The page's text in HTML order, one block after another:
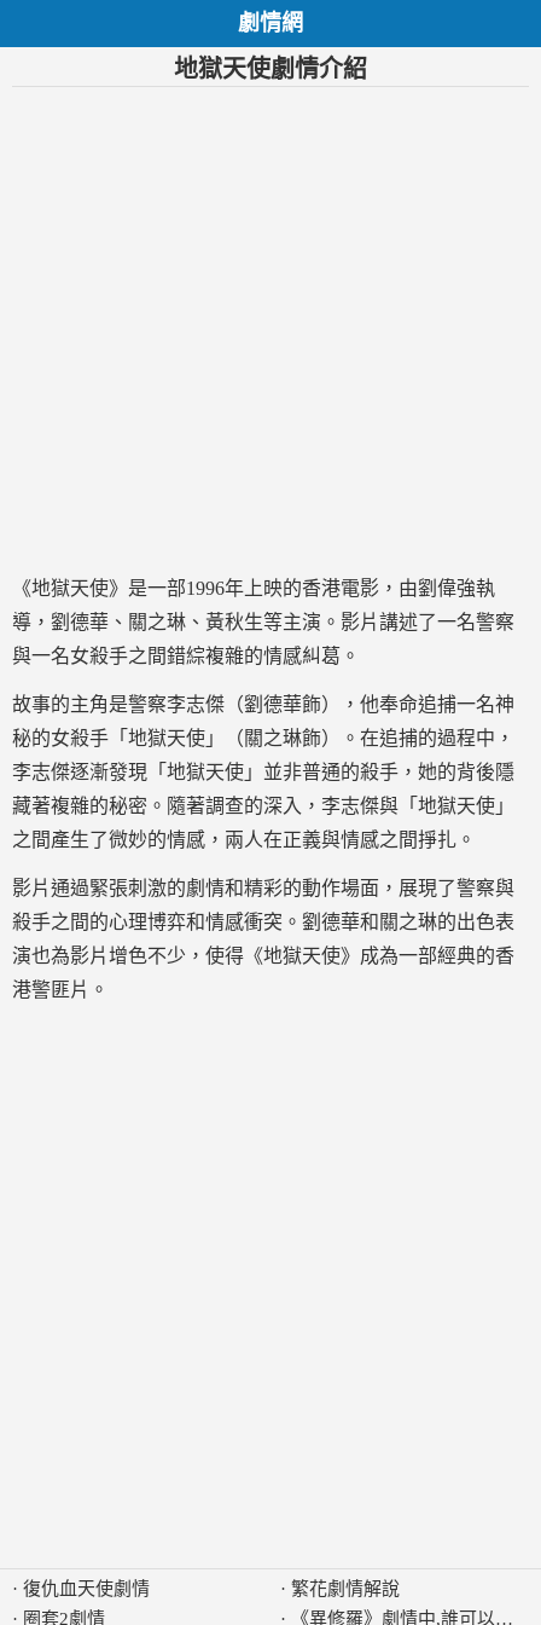
劇情網
地獄天使劇情介紹
《地獄天使》是一部1996年上映的香港電影，由劉偉強執
導，劉德華、關之琳、黃秋生等主演。影片講述了一名警察
與一名女殺手之間錯綜複雜的情感糾葛。
故事的主角是警察李志傑（劉德華飾），他奉命追捕一名神
秘的女殺手「地獄天使」（關之琳飾）。在追捕的過程中，
李志傑逐漸發現「地獄天使」並非普通的殺手，她的背後隱
藏著複雜的秘密。隨著調查的深入，李志傑與「地獄天使」
之間產生了微妙的情感，兩人在正義與情感之間掙扎。
影片通過緊張刺激的劇情和精彩的動作場面，展現了警察與
殺手之間的心理博弈和情感衝突。劉德華和關之琳的出色表
演也為影片增色不少，使得《地獄天使》成為一部經典的香
港警匪片。
· 復仇血天使劇情
· 圈套2劇情
· 繁花劇情解說
·
《異修羅》劇情中,誰可以找到